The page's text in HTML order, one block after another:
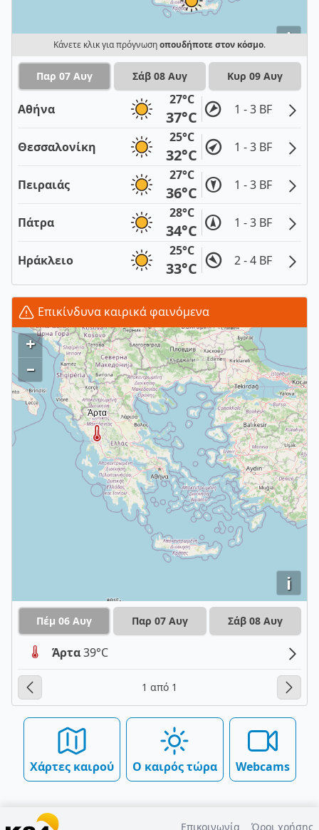
i
Κάνετε κλικ για πρόγνωσηοπουδήποτε στον κόσμο.
Παρ 07 Αυγ Σάβ 08 Αυγ Κυρ 09 Αυγ
Αθήνα
27°C
37°C 1 - 3 BF
Θεσσαλονίκη
25°C
32°C 1 - 3 BF
Πειραιάς
27°C
36°C 1 - 3 BF
Πάτρα
28°C
34°C 1 - 3 BF
Ηράκλειο
25°C
33°C 2 - 4 BF
Επικίνδυνα καιρικά φαινόμενα
i
+
–
Πέμ 06 Αυγ Παρ 07 Αυγ Σάβ 08 Αυγ
Άρτα39°C
1 από 1
Χάρτες καιρού Ο καιρός τώρα Webcams
Επικοινωνία Όροι χρήσης